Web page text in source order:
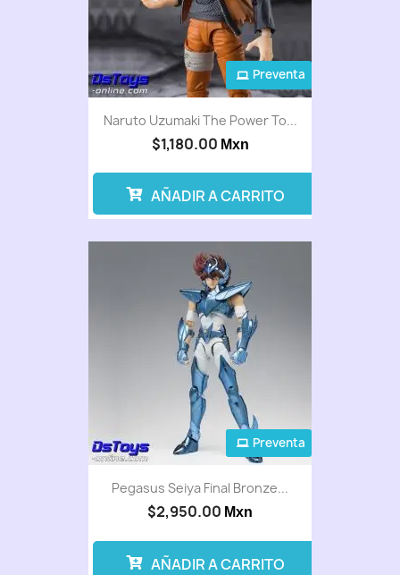
Naruto Uzumaki The Power To...
$1,180.00 Mxn
Preventa
AÑADIR A CARRITO
Pegasus Seiya Final Bronze...
$2,950.00 Mxn
Preventa
AÑADIR A CARRITO